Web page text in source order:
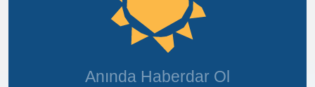
Anında Haberdar Ol